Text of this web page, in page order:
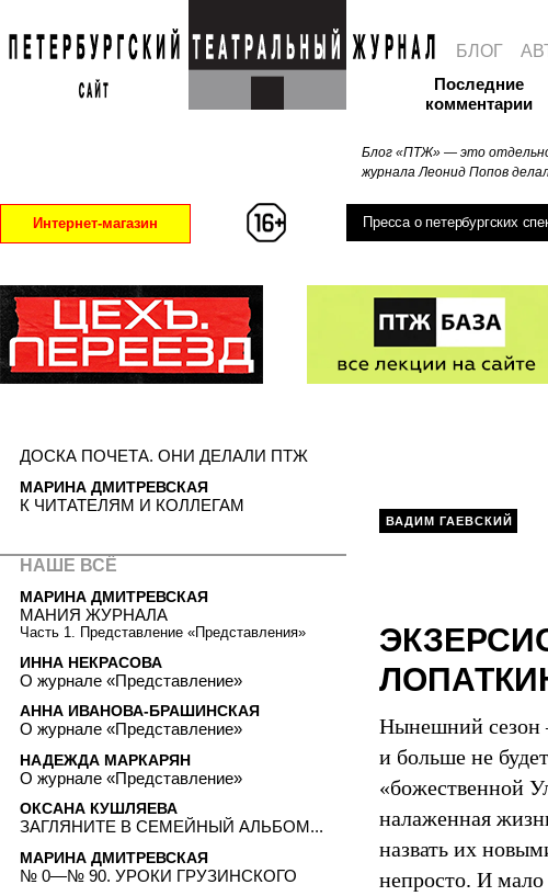
Последние
комментарии
Блог «ПТЖ» — это
журнала Леонид Попов
Интернет-магазин Пресса о петербургских
БЛОГ
ВАДИМ ГАЕВСКИЙ
Нынешний сезон
и больше не
«божественной
налаженная
назвать их
непросто. И мало
ДОСКА ПОЧЕТА. ОНИ ДЕЛАЛИ ПТЖ
МАРИНА ДМИТРЕВСКАЯ
К ЧИТАТЕЛЯМ И КОЛЛЕГАМ
НАШЕ ВСЁ
МАРИНА ДМИТРЕВСКАЯ
МАНИЯ ЖУРНАЛА
Часть 1. Представление «Представления»
ИННА НЕКРАСОВА
О журнале «Представление»
АННА ИВАНОВА-БРАШИНСКАЯ
О журнале «Представление»
НАДЕЖДА МАРКАРЯН
О журнале «Представление»
ОКСАНА КУШЛЯЕВА
ЗАГЛЯНИТЕ В СЕМЕЙНЫЙ АЛЬБОМ...
МАРИНА ДМИТРЕВСКАЯ
№ 0—№ 90. УРОКИ ГРУЗИНСКОГО